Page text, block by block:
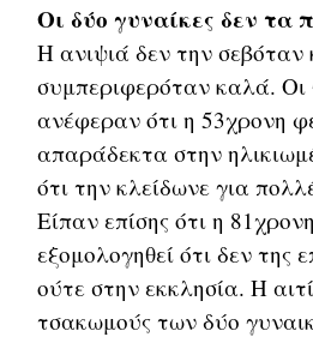
Οι δύο γυναίκες δεν τα
Η ανιψιά δεν την σεβόταν
συμπεριφερόταν καλά. Οι
ανέφεραν ότι η 53χρονη
απαράδεκτα στην
ότι την κλείδωνε για
Είπαν επίσης ότι η
εξομολογηθεί ότι δεν της
ούτε στην εκκλησία. Η
τσακωμούς των δύο